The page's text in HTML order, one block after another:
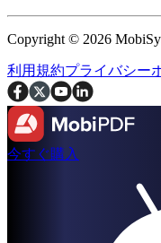
Copyright © 2026
利用規約プライバシー
今すぐ購入